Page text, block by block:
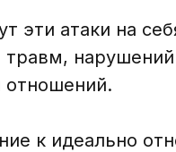
эти атаки на
отношений.
к идеально